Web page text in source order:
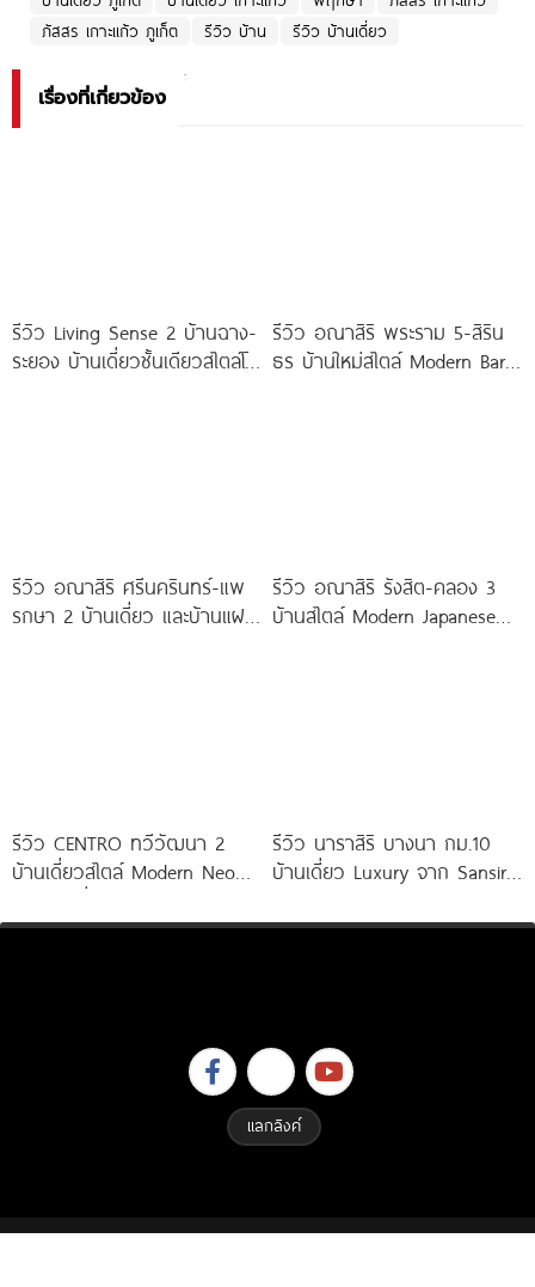
ภัสสร เกาะเเก้ว ภูเก็ต
รีวิว บ้าน รีวิว บ้านเดี่ยว
เรื่องที่เกี่ยวข้อง
รีวิว Living Sense 2 บ้านฉาง-
ระยอง บ้านเดี่ยวชั้นเดียวสไตล์โม
รีวิว อณาสิริ พระราม 5-สิริน
ธร บ้านใหม่สไตล์ Modern Barn
รีวิว อณาสิริ ศรีนครินทร์-แพ
รกษา 2 บ้านเดี่ยว และบ้านแฝด
รีวิว อณาสิริ รังสิต-คลอง 3
บ้านสไตล์ Modern Japanese
รีวิว CENTRO ทวีวัฒนา 2
บ้านเดี่ยวสไตล์ Modern Neo
รีวิว นาราสิริ บางนา กม.10
บ้านเดี่ยว Luxury จาก Sansiri
แลกลิงค์